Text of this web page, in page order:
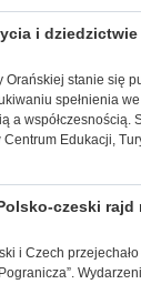
i
stanie się
spełnienia
a
Edukacji,
czeski
i Czech